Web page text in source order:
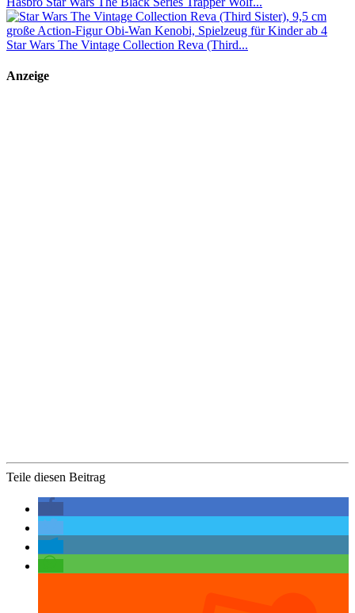
Star Wars The Vintage Collection Reva (Third...
Anzeige
Teile diesen Beitrag